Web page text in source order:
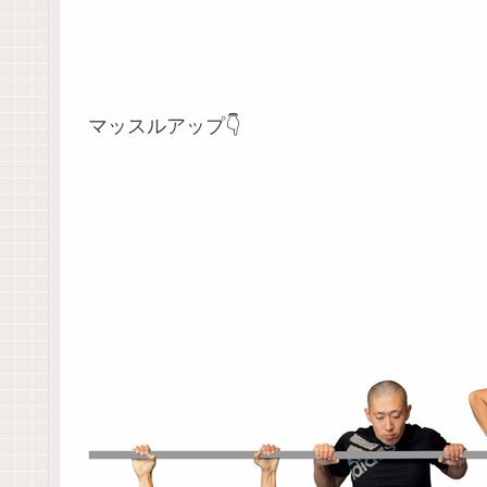
マッスルアップ👇